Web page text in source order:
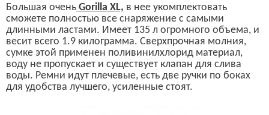
Большая очень Gorilla XL, в нее укомплектовать
сможете полностью все снаряжение с самыми
длинными ластами. Имеет 135 л огромного объема, и
весит всего 1.9 килограмма. Сверхпрочная молния,
сумке этой применен поливинилхлорид материал,
воду не пропускает и существует клапан для слива
воды. Ремни идут плечевые, есть две ручки по боках
для удобства лучшего, усиленные стоят.